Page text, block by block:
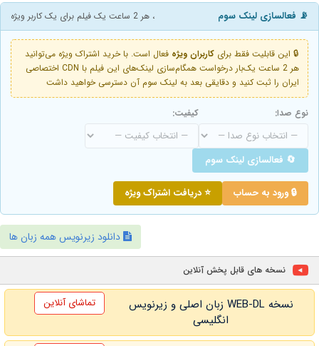
📡 فعالسازی لینک سوم ، هر 2 ساعت یک فیلم برای یک کاربر ویژه
🔒 این قابلیت فقط برای کاربران ویژه فعال است. با خرید اشتراک ویژه می‌توانید
هر 2 ساعت یک‌بار درخواست همگام‌سازی لینک‌های این فیلم با CDN اختصاصی
ایران را ثبت کنید و دقایقی بعد به لینک سوم آن دسترسی خواهید داشت
نوع صدا: کیفیت:
🔄 فعالسازی لینک سوم
🔒 ورود به حساب ⭐ دریافت اشتراک ویژه
دانلود زیرنویس همه زبان ها
نسخه های قابل پخش آنلاین
نسخه WEB-DL زبان اصلی و زیرنویس
انگلیسی
تماشای آنلاین